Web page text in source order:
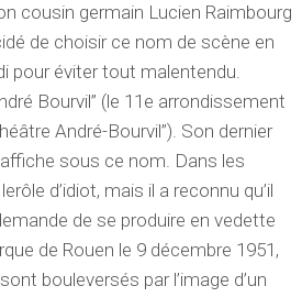
cousin germain Lucien Raimbourg
de choisir ce nom de scène en
pour éviter tout malentendu.
Bourvil” (le 11e arrondissement
André-Bourvil”). Son dernier
sous ce nom. Dans les
d’idiot, mais il a reconnu qu’il
de se produire en vedette
de Rouen le 9 décembre 1951,
bouleversés par l’image d’un